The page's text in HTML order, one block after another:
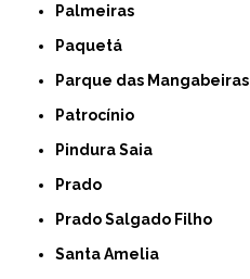
Palmeiras
Paquetá
Parque das Mangabeiras
Patrocínio
Pindura Saia
Prado
Prado Salgado Filho
Santa Amelia